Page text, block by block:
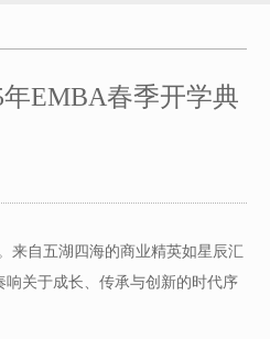
EMBA春季开学典
来自五湖四海的商业精英如星辰汇
关于成长、传承与创新的时代序